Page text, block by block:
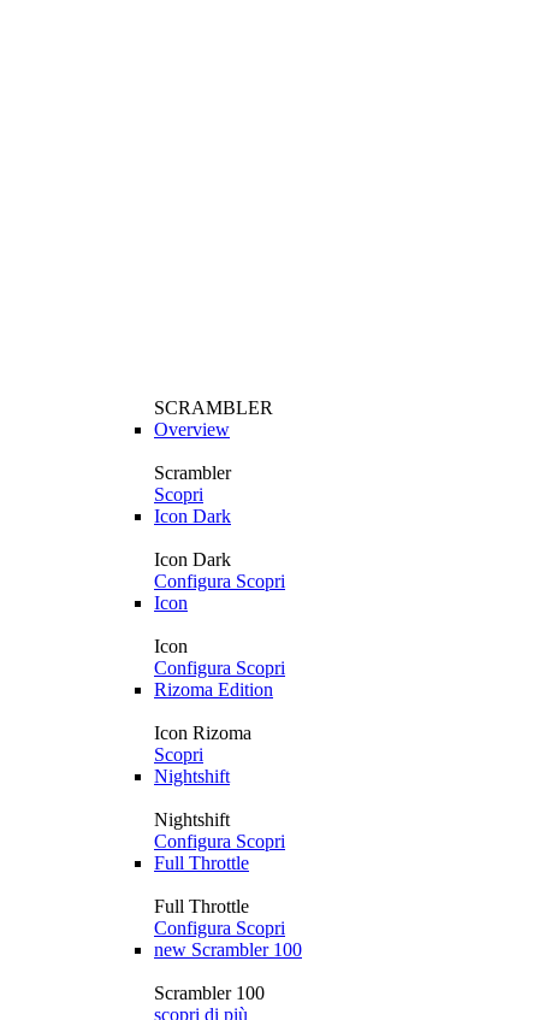
SCRAMBLER
Overview
Scrambler
Scopri
Icon Dark
Icon Dark
Configura Scopri
Icon
Icon
Configura Scopri
Rizoma Edition
Icon Rizoma
Scopri
Nightshift
Nightshift
Configura Scopri
Full Throttle
Full Throttle
Configura Scopri
new Scrambler 100
Scrambler 100
scopri di più